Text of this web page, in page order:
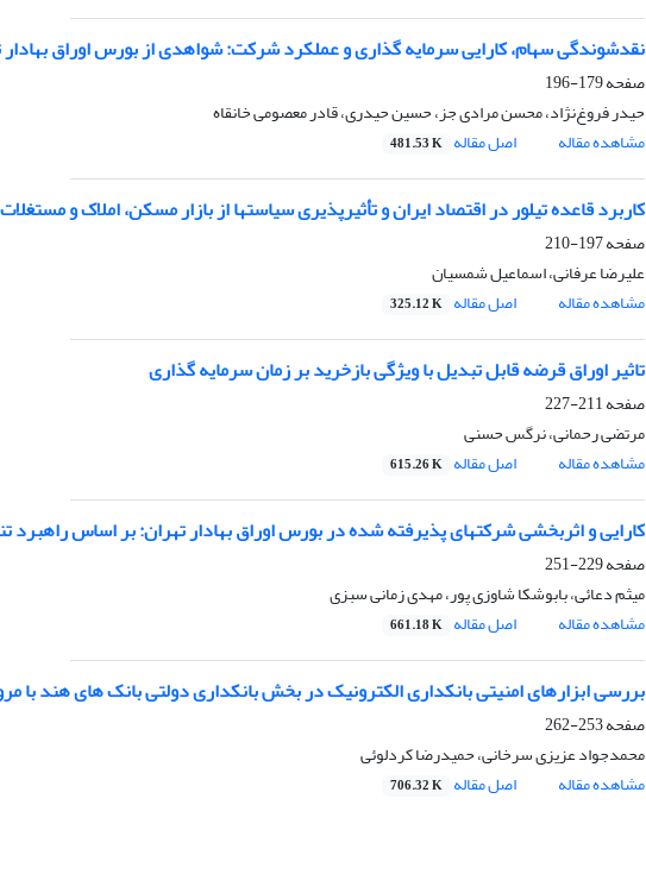
نقدشوندگی سهام، کارایی سرمایه گذاری و عملکرد شرکت: شواهدی از بورس اوراق بهادار
صفحه179-196
حیدر فروغ‌نژاد، محسن مرادی جز، حسین حیدری، قادر معصومی خانقاه
مشاهده مقاله
اصل مقاله 481.53 K
کاربرد قاعده تیلور در اقتصاد ایران و تأثیرپذیری سیاستها از بازار مسکن، املاک و مستغلات
صفحه197-210
علیرضا عرفانی، اسماعیل شمسیان
مشاهده مقاله
اصل مقاله 325.12 K
تاثیر اوراق قرضه قابل تبدیل با ویژگی بازخرید بر زمان سرمایه گذاری
صفحه211-227
مرتضی رحمانی، نرگس حسنی
مشاهده مقاله
اصل مقاله 615.26 K
کارایی و اثربخشی شرکتهای پذیرفته شده در بورس اوراق بهادار تهران: بر اساس راهبرد
صفحه229-251
میثم دعائی، بابوشکا شاوزی پور، مهدی زمانی سبزی
مشاهده مقاله
اصل مقاله 661.18 K
بررسی ابزارهای امنیتی بانکداری الکترونیک در بخش بانکداری دولتی بانک های هند با
صفحه253-262
محمدجواد عزیزی سرخانی، حمیدرضا کردلوئی
مشاهده مقاله
اصل مقاله 706.32 K